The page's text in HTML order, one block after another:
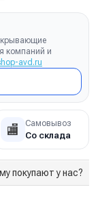
компаний и
avd.ru
🏬 Самовывоз
Со склада
покупают у нас?